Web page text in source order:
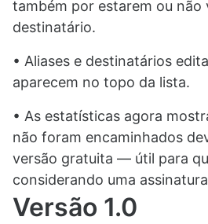
também por estarem ou não
destinatário.
• Aliases e destinatários
aparecem no topo da lista.
• As estatísticas agora
não foram encaminhados
versão gratuita — útil para
considerando uma
Versão 1.0